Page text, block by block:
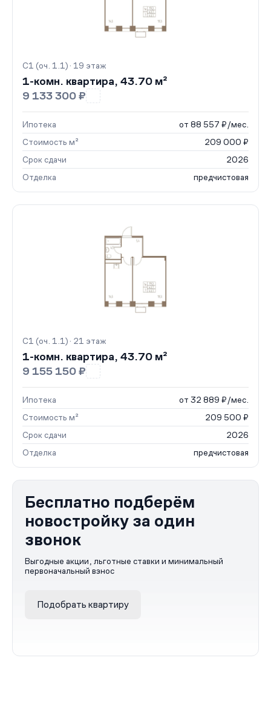
С1 (оч. 1.1) · 19 этаж
1-комн. квартира, 43.70 м²
9 133 300 ₽
Ипотека
от 88 557 ₽/мес.
Стоимость м²
209 000 ₽
Срок сдачи
2026
Отделка
предчистовая
С1 (оч. 1.1) · 21 этаж
1-комн. квартира, 43.70 м²
9 155 150 ₽
Ипотека
от 32 889 ₽/мес.
Стоимость м²
209 500 ₽
Срок сдачи
2026
Отделка
предчистовая
Бесплатно подберём
новостройку за один
звонок
Выгодные акции, льготные ставки и минимальный
первоначальный взнос
Подобрать квартиру